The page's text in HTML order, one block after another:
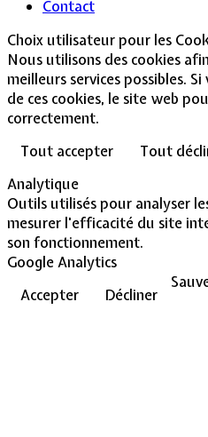
Contact
Choix utilisateur pour les
Nous utilisons des cookies
meilleurs services possibles.
de ces cookies, le site web
correctement.
Tout accepter
Tout
Analytique
Outils utilisés pour analyser
mesurer l'efficacité du site
son fonctionnement.
Google Analytics
Accepter
Décliner